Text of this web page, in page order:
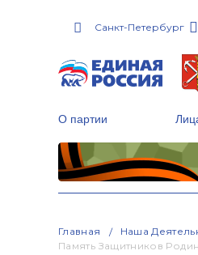
Санкт-Петербург
О партии
Главная Наша
Память Защитников